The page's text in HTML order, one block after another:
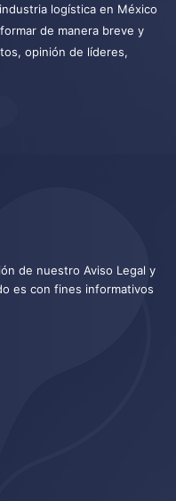
logística en México
de manera breve y
opinión de líderes,
de nuestro Aviso Legal y
es con fines informativos